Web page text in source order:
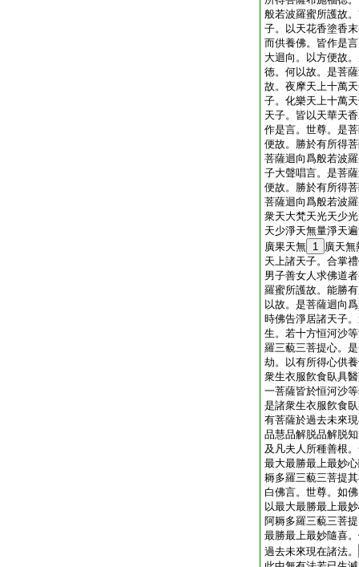
般若波羅蜜所護故
子。以天花香塗香
而供養佛。皆作是
大迴向。以方便故
徳。何以故。是菩
故。夜摩天上十萬
子。化樂天上十萬
天子。皆以天華天
作是言。世尊。是
便故。勝於有所得
菩薩迴向爲般若波
子大聲唱言。是菩
便故。勝於有所得
菩薩迴向爲般若波
衆天大梵天光天少
天少淨天無量淨天
廣果天無 1 廣天無
天上諸天子。合掌
男子善女人求佛道
羅蜜所護故。能勝
以故。是菩薩迴向
時佛告淨居諸天子
生。若十方恒河沙
羅三藐三菩提心。
劫。以有所得心供
衆生衣服飮食臥具
一菩薩皆於恒河沙
是諸衆生衣服飮食
有菩薩於過去未來
品慧品解脱品解脱
及凡夫人所種善根
最大最勝最上最妙
耨多羅三藐三菩提
白佛言。世尊。如
以最大最勝最上最
阿耨多羅三藐三菩
最勝最上最妙隨喜
過去未來現在諸法。